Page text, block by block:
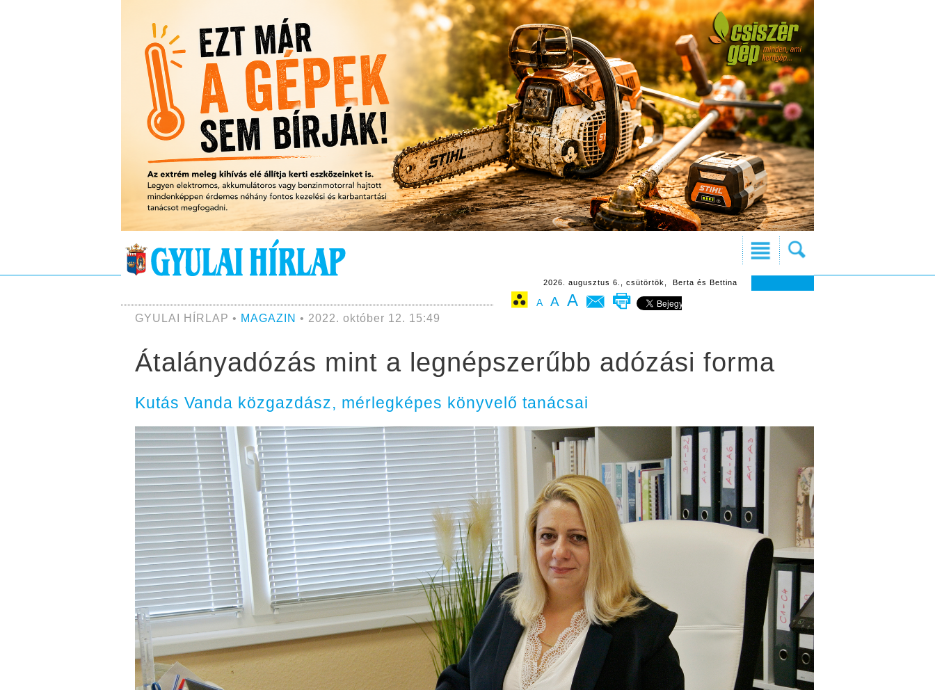
2026. augusztus 6., csütörtök, Berta és Bettina
A A A
GYULAI HÍRLAP • MAGAZIN • 2022. október 12. 15:49
Átalányadózás mint a legnépszerűbb adózási forma
Kutás Vanda közgazdász, mérlegképes könyvelő tanácsai